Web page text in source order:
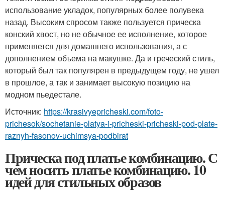
использование укладок, популярных более полувека
назад. Высоким спросом также пользуется прическа
конский хвост, но не обычное ее исполнение, которое
применяется для домашнего использования, а с
дополнением объема на макушке. Да и греческий стиль,
который был так популярен в предыдущем году, не ушел
в прошлое, а так и занимает высокую позицию на
модном пьедестале.
Источник: https://krasivyepricheski.com/foto-
prichesok/sochetanie-platya-i-pricheski-pricheski-pod-plate-
raznyh-fasonov-uchimsya-podbirat
Прическа под платье комбинацию. С
чем носить платье комбинацию. 10
идей для стильных образов